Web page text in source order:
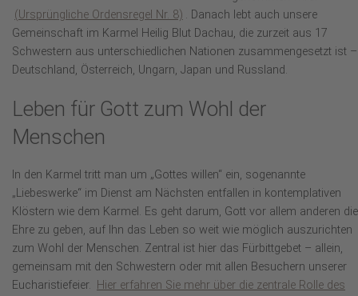
(Ursprüngliche Ordensregel Nr. 8) . Danach lebt auch unsere
Gemeinschaft im Karmel Heilig Blut Dachau, die zurzeit aus 17
Schwestern aus unterschiedlichen Nationen zusammengesetzt ist –
Deutschland, Österreich, Ungarn, Japan und Russland.
Leben für Gott zum Wohl der
Menschen
In den Karmel tritt man um „Gottes willen“ ein, sogenannte
„Liebeswerke“ im Dienst am Nächsten entfallen in kontemplativen
Klöstern wie dem Karmel. Es geht darum, Gott vor allem anderen die
Ehre zu geben, auf Ihn das Leben so weit wie möglich auszurichten
zum Wohl der Menschen. Zentral ist hier das Fürbittgebet – allein,
gemeinsam mit den Schwestern oder mit allen Besuchern unserer
Eucharistiefeier. Hier erfahren Sie mehr über die zentrale Rolle des